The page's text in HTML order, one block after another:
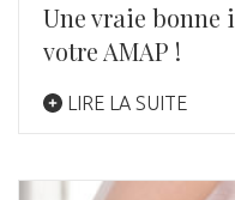
Une vraie bonne
votre AMAP !
LIRE LA SUITE